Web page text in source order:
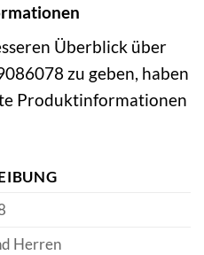
Überblick über
zu geben, haben
Produktinformationen
Herren